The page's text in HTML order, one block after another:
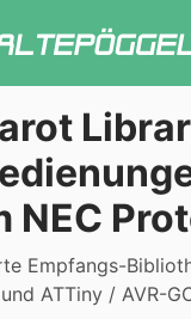
NEC
Empfangs-
und ATTiny / AVR-